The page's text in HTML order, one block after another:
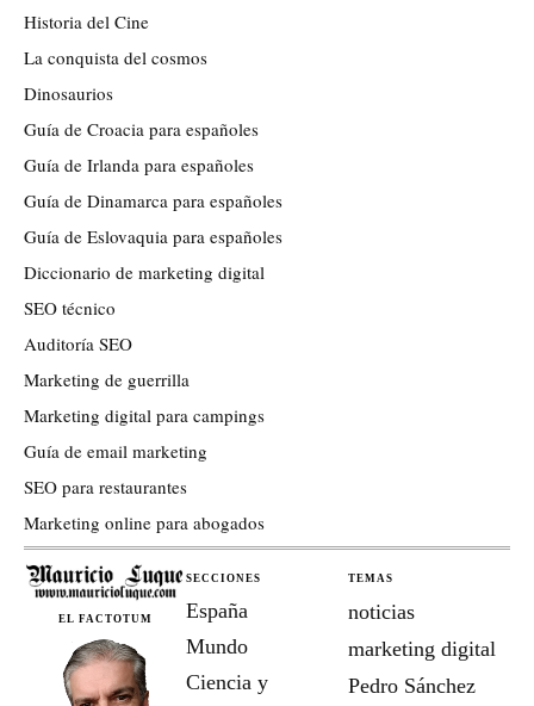
Historia del Cine
La conquista del cosmos
Dinosaurios
Guía de Croacia para españoles
Guía de Irlanda para españoles
Guía de Dinamarca para españoles
Guía de Eslovaquia para españoles
Diccionario de marketing digital
SEO técnico
Auditoría SEO
Marketing de guerrilla
Marketing digital para campings
Guía de email marketing
SEO para restaurantes
Marketing online para abogados
EL FACTOTUM
SECCIONES
España
Mundo
Ciencia y
TEMAS
noticias
marketing digital
Pedro Sánchez